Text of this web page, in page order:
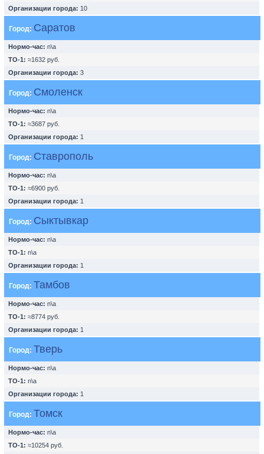
Организации города: 10
Город: Саратов
Нормо-час: n\a
ТО-1: ≈1632 руб.
Организации города: 3
Город: Смоленск
Нормо-час: n\a
ТО-1: ≈3687 руб.
Организации города: 1
Город: Ставрополь
Нормо-час: n\a
ТО-1: ≈6900 руб.
Организации города: 1
Город: Сыктывкар
Нормо-час: n\a
ТО-1: n\a
Организации города: 1
Город: Тамбов
Нормо-час: n\a
ТО-1: ≈8774 руб.
Организации города: 1
Город: Тверь
Нормо-час: n\a
ТО-1: n\a
Организации города: 1
Город: Томск
Нормо-час: n\a
ТО-1: ≈10254 руб.